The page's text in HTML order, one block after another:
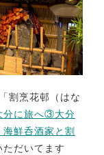
割烹花邨（はな
分に旅へ③大分
鮮呑酒家と割
だいてます